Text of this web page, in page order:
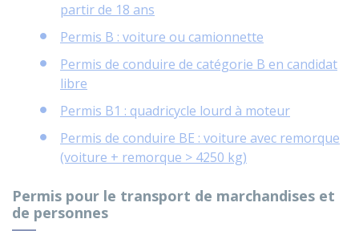
partir de 18 ans
Permis B : voiture ou camionnette
Permis de conduire de catégorie B en candidat
libre
Permis B1 : quadricycle lourd à moteur
Permis de conduire BE : voiture avec remorque
(voiture + remorque > 4250 kg)
Permis pour le transport de marchandises et
de personnes